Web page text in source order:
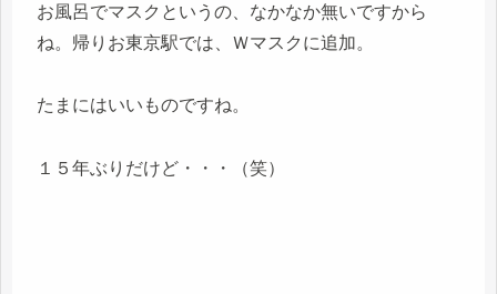
お風呂でマスクというの、なかなか無いですから
ね。帰りお東京駅では、Ｗマスクに追加。
たまにはいいものですね。
１５年ぶりだけど・・・（笑）